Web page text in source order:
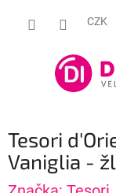
CZK
Tesori
Vaniglia -